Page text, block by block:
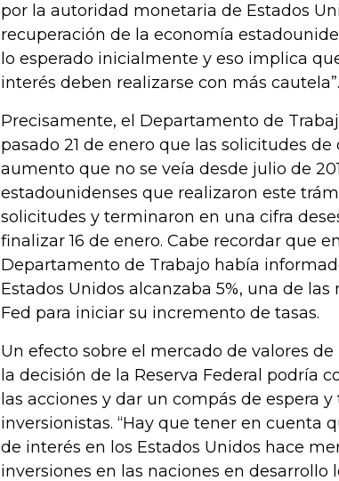
por la autoridad monetaria de Estados
recuperación de la economía
lo esperado inicialmente y eso implica
interés deben realizarse con más cautela”.
Precisamente, el Departamento de
pasado 21 de enero que las solicitudes
aumento que no se veía desde julio de
estadounidenses que realizaron este
solicitudes y terminaron en una cifra
finalizar 16 de enero. Cabe recordar que
Departamento de Trabajo había
Estados Unidos alcanzaba 5%, una de
Fed para iniciar su incremento de tasas.
Un efecto sobre el mercado de valores
la decisión de la Reserva Federal podría
las acciones y dar un compás de espera
inversionistas. “Hay que tener en cuenta
de interés en los Estados Unidos hace
inversiones en las naciones en desarrollo